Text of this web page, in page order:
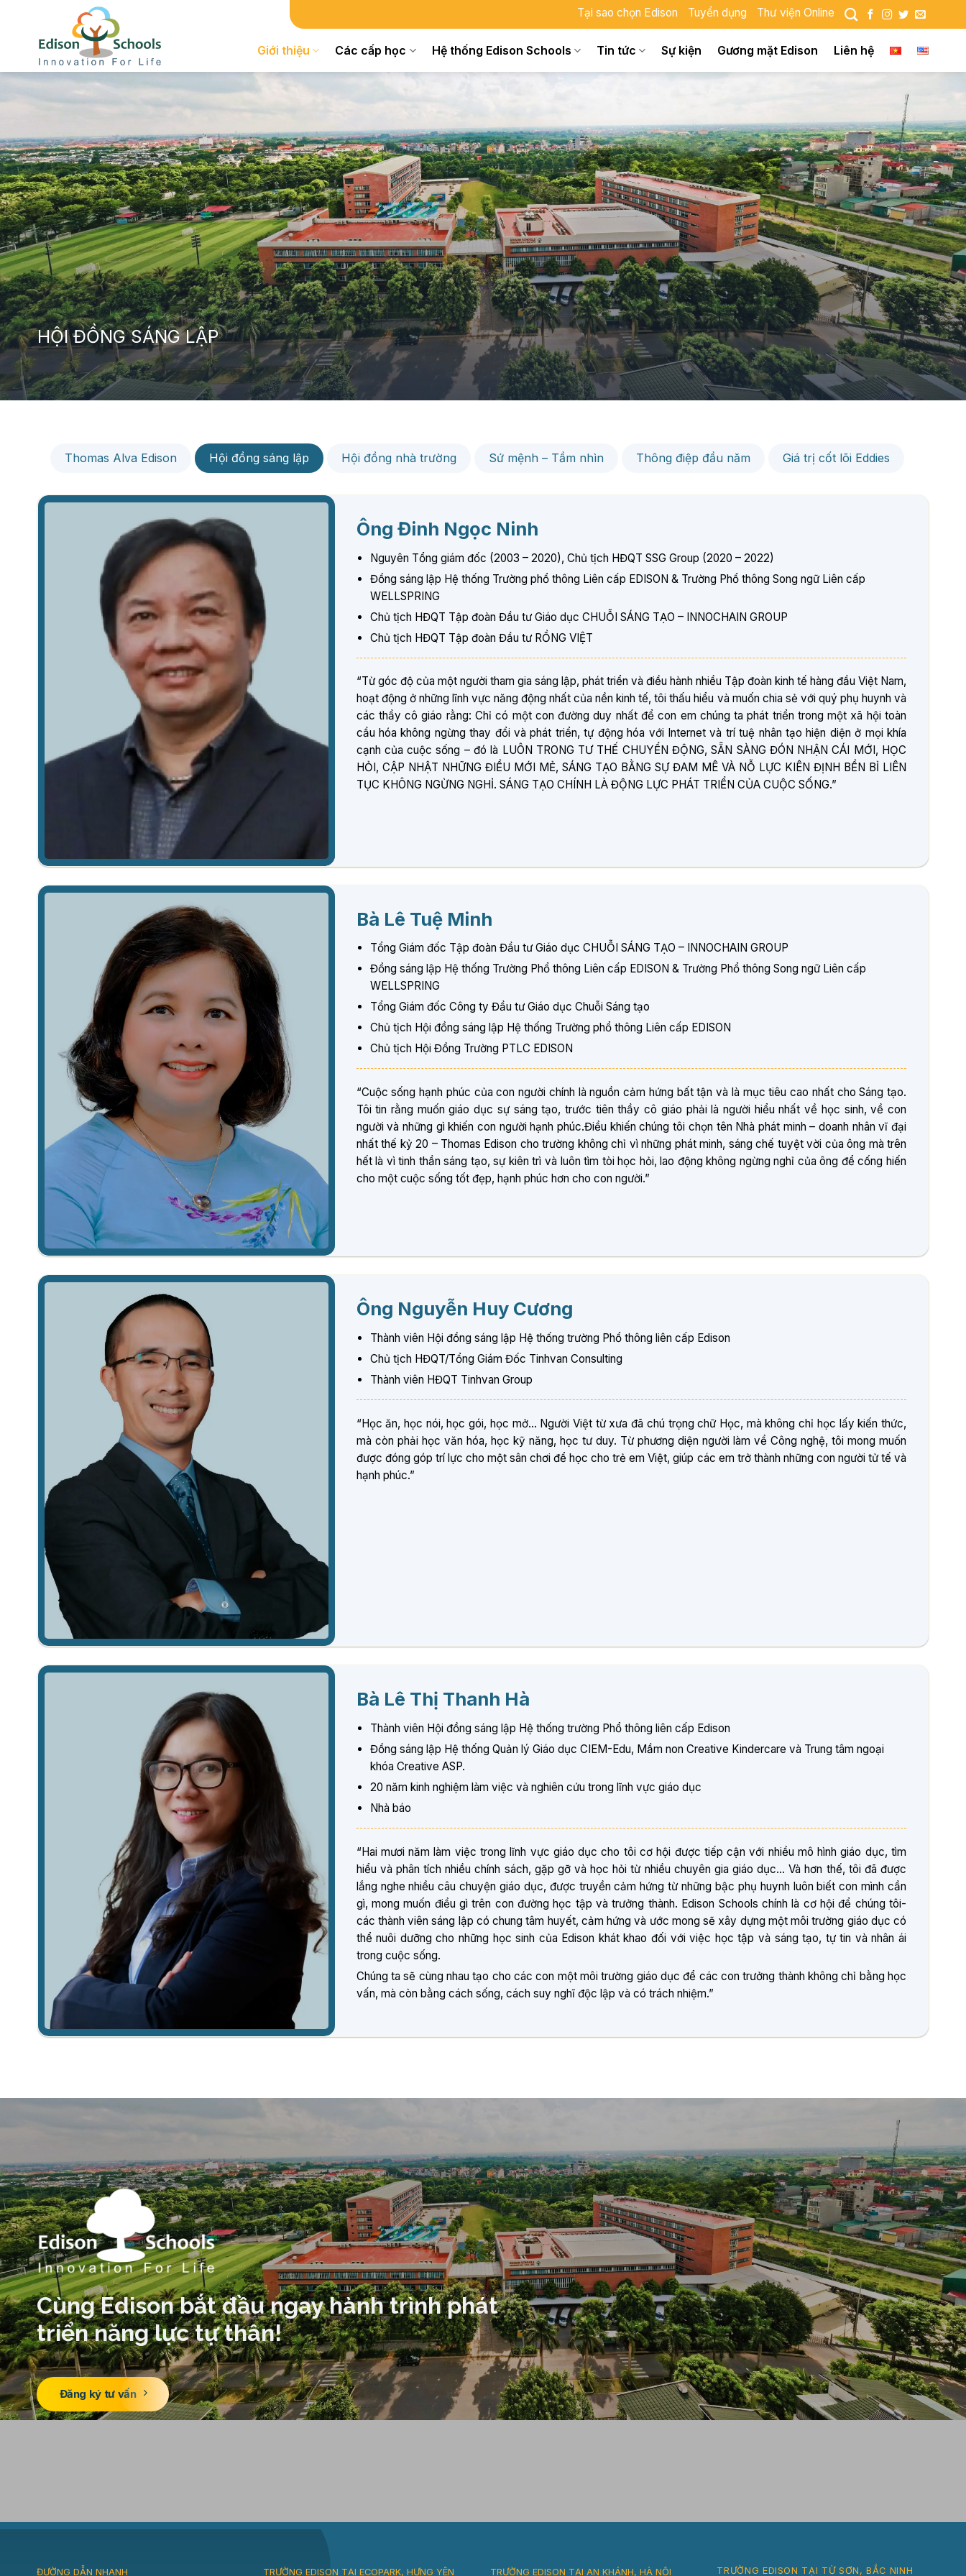
Tại sao chọn Edison Tuyển dụng Thư viện Online
Giới thiệu Các cấp học Hệ thống Edison Schools Tin tức Sự kiện Gương mặt Edison Liên hệ
HỘI ĐỒNG SÁNG LẬP
Thomas Alva Edison Hội đồng sáng lập Hội đồng nhà trường Sứ mệnh – Tầm nhìn Thông điệp đầu năm Giá trị cốt lõi Eddies
Ông Đinh Ngọc Ninh
Nguyên Tổng giám đốc (2003 – 2020), Chủ tịch HĐQT SSG Group (2020 – 2022)
Đồng sáng lập Hệ thống Trường phổ thông Liên cấp EDISON & Trường Phổ thông Song ngữ Liên cấp
WELLSPRING
Chủ tịch HĐQT Tập đoàn Đầu tư Giáo dục CHUỖI SÁNG TẠO – INNOCHAIN GROUP
Chủ tịch HĐQT Tập đoàn Đầu tư RỒNG VIỆT
“Từ góc độ của một người tham gia sáng lập, phát triển và điều hành nhiều Tập đoàn kinh tế hàng đầu Việt Nam,
hoạt động ở những lĩnh vực năng động nhất của nền kinh tế, tôi thấu hiểu và muốn chia sẻ với quý phụ huynh và
các thầy cô giáo rằng: Chỉ có một con đường duy nhất để con em chúng ta phát triển trong một xã hội toàn
cầu hóa không ngừng thay đổi và phát triển, tự động hóa với Internet và trí tuệ nhân tạo hiện diện ở mọi khía
cạnh của cuộc sống – đó là LUÔN TRONG TƯ THẾ CHUYỂN ĐỘNG, SẴN SÀNG ĐÓN NHẬN CÁI MỚI, HỌC
HỎI, CẬP NHẬT NHỮNG ĐIỀU MỚI MẺ, SÁNG TẠO BẰNG SỰ ĐAM MÊ VÀ NỖ LỰC KIÊN ĐỊNH BỀN BỈ LIÊN
TỤC KHÔNG NGỪNG NGHỈ. SÁNG TẠO CHÍNH LÀ ĐỘNG LỰC PHÁT TRIỂN CỦA CUỘC SỐNG.”
Bà Lê Tuệ Minh
Tổng Giám đốc Tập đoàn Đầu tư Giáo dục CHUỖI SÁNG TẠO – INNOCHAIN GROUP
Đồng sáng lập Hệ thống Trường Phổ thông Liên cấp EDISON & Trường Phổ thông Song ngữ Liên cấp
WELLSPRING
Tổng Giám đốc Công ty Đầu tư Giáo dục Chuỗi Sáng tạo
Chủ tịch Hội đồng sáng lập Hệ thống Trường phổ thông Liên cấp EDISON
Chủ tịch Hội Đồng Trường PTLC EDISON
“Cuộc sống hạnh phúc của con người chính là nguồn cảm hứng bất tận và là mục tiêu cao nhất cho Sáng tạo.
Tôi tin rằng muốn giáo dục sự sáng tạo, trước tiên thầy cô giáo phải là người hiểu nhất về học sinh, về con
người và những gì khiến con người hạnh phúc.Điều khiến chúng tôi chọn tên Nhà phát minh – doanh nhân vĩ đại
nhất thế kỷ 20 – Thomas Edison cho trường không chỉ vì những phát minh, sáng chế tuyệt vời của ông mà trên
hết là vì tinh thần sáng tạo, sự kiên trì và luôn tìm tòi học hỏi, lao động không ngừng nghỉ của ông để cống hiến
cho một cuộc sống tốt đẹp, hạnh phúc hơn cho con người.”
Ông Nguyễn Huy Cương
Thành viên Hội đồng sáng lập Hệ thống trường Phổ thông liên cấp Edison
Chủ tịch HĐQT/Tổng Giám Đốc Tinhvan Consulting
Thành viên HĐQT Tinhvan Group
“Học ăn, học nói, học gói, học mở… Người Việt từ xưa đã chú trọng chữ Học, mà không chỉ học lấy kiến thức,
mà còn phải học văn hóa, học kỹ năng, học tư duy. Từ phương diện người làm về Công nghệ, tôi mong muốn
được đóng góp trí lực cho một sân chơi để học cho trẻ em Việt, giúp các em trở thành những con người tử tế và
hạnh phúc.”
Bà Lê Thị Thanh Hà
Thành viên Hội đồng sáng lập Hệ thống trường Phổ thông liên cấp Edison
Đồng sáng lập Hệ thống Quản lý Giáo dục CIEM-Edu, Mầm non Creative Kindercare và Trung tâm ngoại
khóa Creative ASP.
20 năm kinh nghiệm làm việc và nghiên cứu trong lĩnh vực giáo dục
Nhà báo
“Hai mươi năm làm việc trong lĩnh vực giáo dục cho tôi cơ hội được tiếp cận với nhiều mô hình giáo dục, tìm
hiểu và phân tích nhiều chính sách, gặp gỡ và học hỏi từ nhiều chuyên gia giáo dục… Và hơn thế, tôi đã được
lắng nghe nhiều câu chuyện giáo dục, được truyền cảm hứng từ những bậc phụ huynh luôn biết con mình cần
gì, mong muốn điều gì trên con đường học tập và trưởng thành. Edison Schools chính là cơ hội để chúng tôi-
các thành viên sáng lập có chung tâm huyết, cảm hứng và ước mong sẽ xây dựng một môi trường giáo dục có
thể nuôi dưỡng cho những học sinh của Edison khát khao đối với việc học tập và sáng tạo, tự tin và nhân ái
trong cuộc sống.
Chúng ta sẽ cùng nhau tạo cho các con một môi trường giáo dục để các con trưởng thành không chỉ bằng học
vấn, mà còn bằng cách sống, cách suy nghĩ độc lập và có trách nhiệm.”
Cùng Edison bắt đầu ngay hành trình phát
triển năng lực tự thân!
Đăng ký tư vấn
ĐƯỜNG DẪN NHANH TRƯỜNG EDISON TẠI ECOPARK, HƯNG YÊN TRƯỜNG EDISON TẠI AN KHÁNH, HÀ NỘI TRƯỜNG EDISON TẠI TỪ SƠN, BẮC NINH